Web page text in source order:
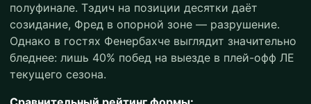
полуфинале. Тэдич на позиции десятки даёт
созидание, Фред в опорной зоне — разрушение.
Однако в гостях Фенербахче выглядит значительно
бледнее: лишь 40% побед на выезде в плей-офф ЛЕ
текущего сезона.